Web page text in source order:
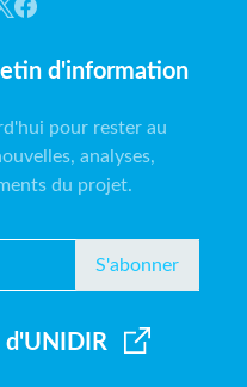
d'information
pour rester au
analyses,
du projet.
S'abonner